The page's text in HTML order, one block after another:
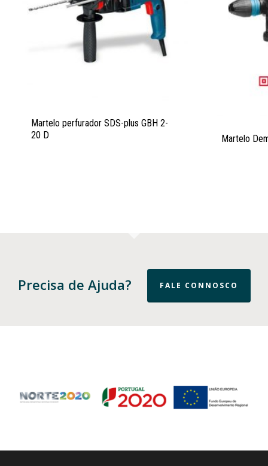
Martelo perfurador SDS-plus GBH 2-
20 D
Martelo
Precisa de Ajuda? FALE CONNOSCO